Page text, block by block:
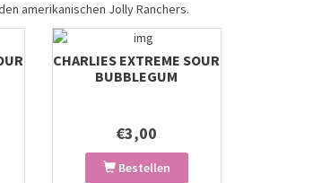
amerikanischen Jolly Ranchers.
CHARLIES EXTREME SOUR
BUBBLEGUM
€3,00
Bestellen